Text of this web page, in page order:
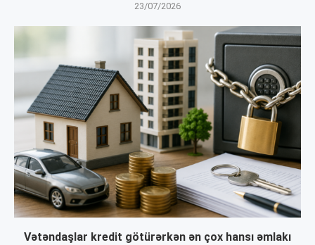
23/07/2026
Vətəndaşlar kredit götürərkən ən çox hansı əmlakı